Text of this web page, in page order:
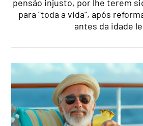
pensão injusto, por lhe terem
para "toda a vida", após
antes da idade